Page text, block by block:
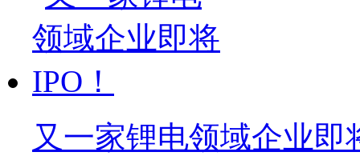
又一家锂电领域企业即